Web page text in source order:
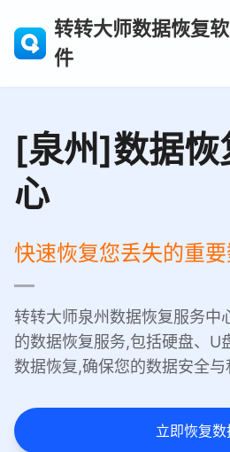
转转大师数据恢复软
件
[泉州]数据恢
心
快速恢复您丢失的重
转转大师泉州数据恢复服务中
的数据恢复服务,包括硬盘、U
数据恢复,确保您的数据安全与
立即恢复数